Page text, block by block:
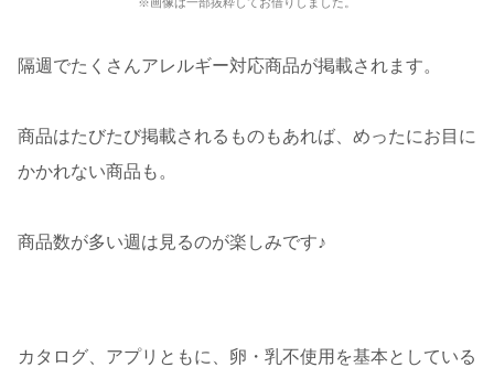
隔週でたくさんアレルギー対応商品が掲載されます。
商品はたびたび掲載されるものもあれば、めったにお目に
かかれない商品も。
商品数が多い週は見るのが楽しみです♪
カタログ、アプリともに、卵・乳不使用を基本としている